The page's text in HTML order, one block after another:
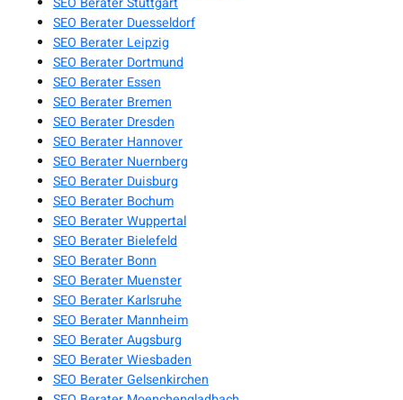
SEO Berater Duesseldorf
SEO Berater Leipzig
SEO Berater Dortmund
SEO Berater Essen
SEO Berater Bremen
SEO Berater Dresden
SEO Berater Hannover
SEO Berater Nuernberg
SEO Berater Duisburg
SEO Berater Bochum
SEO Berater Wuppertal
SEO Berater Bielefeld
SEO Berater Bonn
SEO Berater Muenster
SEO Berater Karlsruhe
SEO Berater Mannheim
SEO Berater Augsburg
SEO Berater Wiesbaden
SEO Berater Gelsenkirchen